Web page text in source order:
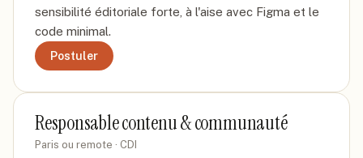
sensibilité éditoriale forte, à l'aise avec Figma et le
code minimal.
Postuler
Responsable contenu & communauté
Paris ou remote · CDI